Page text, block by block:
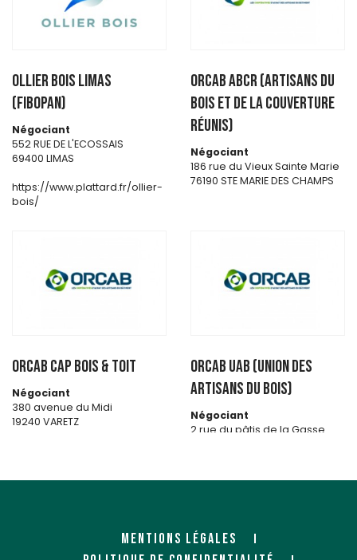
OLLIER BOIS LIMAS
(FIBOPAN)
Négociant
552 RUE DE L'ECOSSAIS
69400 LIMAS
https://www.plattard.fr/ollier-
bois/
ORCAB ABCR (Artisans du
Bois et de la Couverture
Réunis)
Négociant
186 rue du Vieux Sainte Marie
76190 STE MARIE DES CHAMPS
ORCAB CAP BOIS & TOIT
Négociant
380 avenue du Midi
19240 VARETZ
ORCAB UAB (Union des
artisans du bois)
Négociant
2 rue du pâtis de la Gasse
MENTIONS LÉGALES